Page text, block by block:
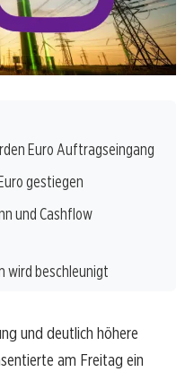
Euro Auftragseingang
gestiegen
und Cashflow
wird beschleunigt
und deutlich höhere
am Freitag ein